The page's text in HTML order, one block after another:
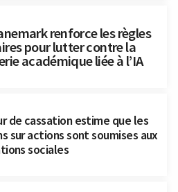
renforce les règles
pour lutter contre la
académique liée à l’IA
de cassation estime que les
sur actions sont soumises aux
sociales